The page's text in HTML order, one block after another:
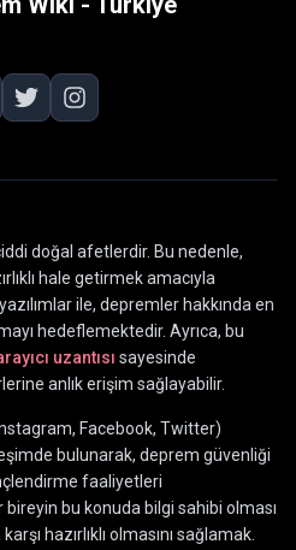
doğal afetlerdir. Bu nedenle,
hale getirmek amacıyla
ile, depremler hakkında en
hedeflemektedir. Ayrıca, bu
uzantısı sayesinde
anlık erişim sağlayabilir.
Facebook, Twitter)
bulunarak, deprem güvenliği
faaliyetleri
bu konuda bilgi sahibi olması
hazırlıklı olmasını sağlamak.